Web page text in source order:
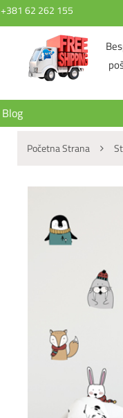
+381 62 262 155
Blog
Početna Strana